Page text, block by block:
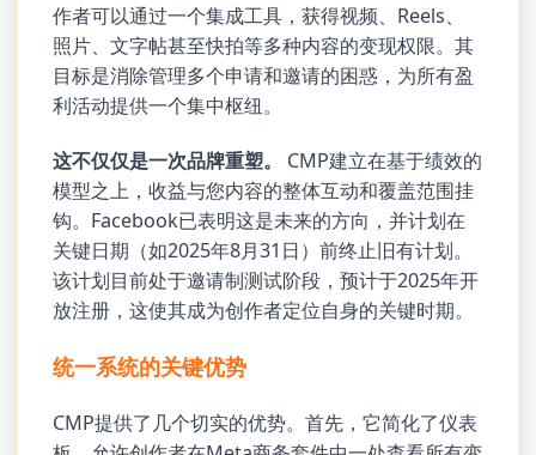
作者可以通过一个集成工具，获得视频、Reels、
照片、文字帖甚至快拍等多种内容的变现权限。其
目标是消除管理多个申请和邀请的困惑，为所有盈
利活动提供一个集中枢纽。
这不仅仅是一次品牌重塑。
CMP建立在基于绩效的
模型之上，收益与您内容的整体互动和覆盖范围挂
钩。Facebook已表明这是未来的方向，并计划在
关键日期（如2025年8月31日）前终止旧有计划。
该计划目前处于邀请制测试阶段，预计于2025年开
放注册，这使其成为创作者定位自身的关键时期。
统一系统的关键优势
CMP提供了几个切实的优势。首先，它简化了仪表